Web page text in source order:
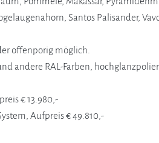
Santos Palisander,
offenporig möglich.
andere RAL-Farben,
€ 13.980,-
Aufpreis € 49.810,-